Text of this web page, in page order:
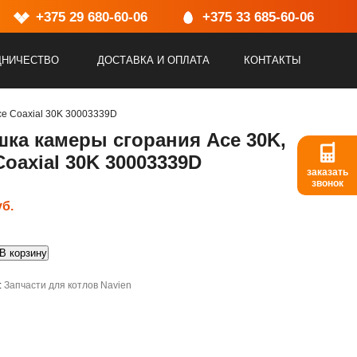
заказать
звонок
Адрес:г.Минск, ул.Васнецова, 25, пом.2
+375 29 680-60-06 +375 33 685-60-06
ДОСТАВКА И ОПЛАТА КОНТАКТЫ
Coaxial 30K 30003339D
камеры сгорания Ace 30K,
30K 30003339D
корзину
Запчасти для котлов Navien